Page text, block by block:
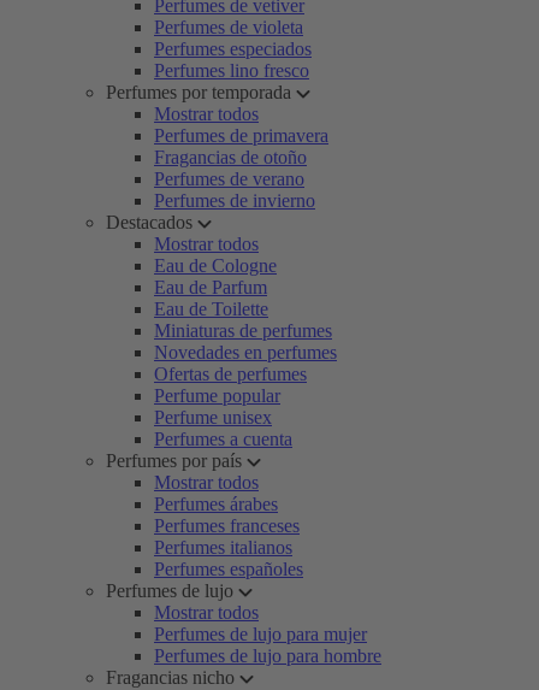
Perfumes de vetiver
Perfumes de violeta
Perfumes especiados
Perfumes lino fresco
Perfumes por temporada
Mostrar todos
Perfumes de primavera
Fragancias de otoño
Perfumes de verano
Perfumes de invierno
Destacados
Mostrar todos
Eau de Cologne
Eau de Parfum
Eau de Toilette
Miniaturas de perfumes
Novedades en perfumes
Ofertas de perfumes
Perfume popular
Perfume unisex
Perfumes a cuenta
Perfumes por país
Mostrar todos
Perfumes árabes
Perfumes franceses
Perfumes italianos
Perfumes españoles
Perfumes de lujo
Mostrar todos
Perfumes de lujo para mujer
Perfumes de lujo para hombre
Fragancias nicho